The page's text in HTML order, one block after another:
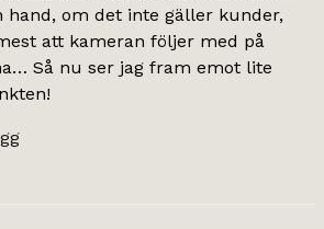
hand, om det inte gäller kunder,
att kameran följer med på
Så nu ser jag fram emot lite